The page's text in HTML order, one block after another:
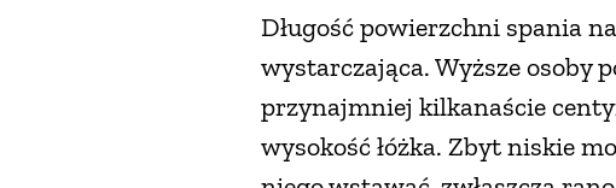
Długość powierzchni spania
wystarczająca. Wyższe osoby
przynajmniej kilkanaście
wysokość łóżka. Zbyt niskie